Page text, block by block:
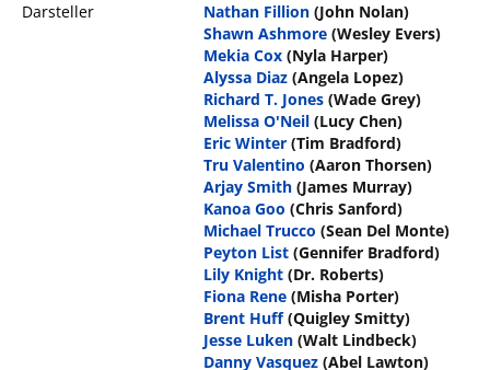
Darsteller
Nathan Fillion (John Nolan)
Shawn Ashmore (Wesley Evers)
Mekia Cox (Nyla Harper)
Alyssa Diaz (Angela Lopez)
Richard T. Jones (Wade Grey)
Melissa O'Neil (Lucy Chen)
Eric Winter (Tim Bradford)
Tru Valentino (Aaron Thorsen)
Arjay Smith (James Murray)
Kanoa Goo (Chris Sanford)
Michael Trucco (Sean Del Monte)
Peyton List (Gennifer Bradford)
Lily Knight (Dr. Roberts)
Fiona Rene (Misha Porter)
Brent Huff (Quigley Smitty)
Jesse Luken (Walt Lindbeck)
Danny Vasquez (Abel Lawton)